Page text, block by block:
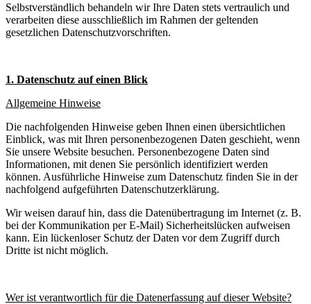
Selbstverständlich behandeln wir Ihre Daten stets vertraulich und
verarbeiten diese ausschließlich im Rahmen der geltenden
gesetzlichen Datenschutzvorschriften.
1. Datenschutz auf einen Blick
Allgemeine Hinweise
Die nachfolgenden Hinweise geben Ihnen einen übersichtlichen
Einblick, was mit Ihren personenbezogenen Daten geschieht, wenn
Sie unsere Website besuchen. Personenbezogene Daten sind
Informationen, mit denen Sie persönlich identifiziert werden
können. Ausführliche Hinweise zum Datenschutz finden Sie in der
nachfolgend aufgeführten Datenschutzerklärung.
Wir weisen darauf hin, dass die Datenübertragung im Internet (z. B.
bei der Kommunikation per E-Mail) Sicherheitslücken aufweisen
kann. Ein lückenloser Schutz der Daten vor dem Zugriff durch
Dritte ist nicht möglich.
Wer ist verantwortlich für die Datenerfassung auf dieser Website?